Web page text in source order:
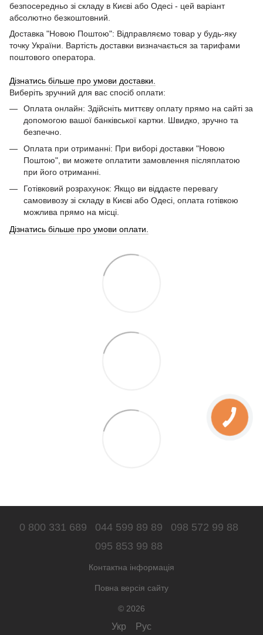
безпосередньо зі складу в Києві або Одесі - цей варіант
абсолютно безкоштовний.
Доставка "Новою Поштою": Відправляємо товар у будь-яку
точку України. Вартість доставки визначається за тарифами
поштового оператора.
Дізнатись більше про умови доставки.
Виберіть зручний для вас спосіб оплати:
Оплата онлайн: Здійсніть миттєву оплату прямо на сайті за
допомогою вашої банківської картки. Швидко, зручно та
безпечно.
Оплата при отриманні: При виборі доставки "Новою
Поштою", ви можете оплатити замовлення післяплатою
при його отриманні.
Готівковий розрахунок: Якщо ви віддаєте перевагу
самовивозу зі складу в Києві або Одесі, оплата готівкою
можлива прямо на місці.
Дізнатись більше про умови оплати.
0 800 331 689 044 599 89 89
098 572 99 88
095 853 99 88
Контактна інформація
Повна версія сайту
© 2026
Укр Рус